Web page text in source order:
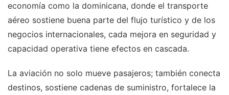
economía como la dominicana, donde el transporte
aéreo sostiene buena parte del flujo turístico y de los
negocios internacionales, cada mejora en seguridad y
capacidad operativa tiene efectos en cascada.
La aviación no solo mueve pasajeros; también conecta
destinos, sostiene cadenas de suministro, fortalece la